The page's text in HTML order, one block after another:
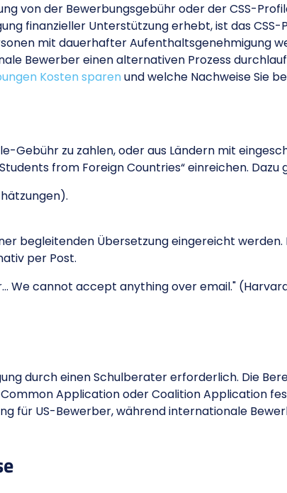
von der Bewerbungsgebühr oder der CSS-
finanzieller Unterstützung erhebt, ist das CSS-
mit dauerhafter Aufenthaltsgenehmigung
Bewerber einen alternativen Prozess
Kosten sparenund welche Nachweise Sie
Gebühr zu zahlen, oder aus Ländern mit
from Foreign Countries“ einreichen. Dazu
begleitenden Übersetzung eingereicht werden.
per Post.
We cannot accept anything over email."
durch einen Schulberater erforderlich. Die
Application oder Coalition Application
für US-Bewerber, während internationale